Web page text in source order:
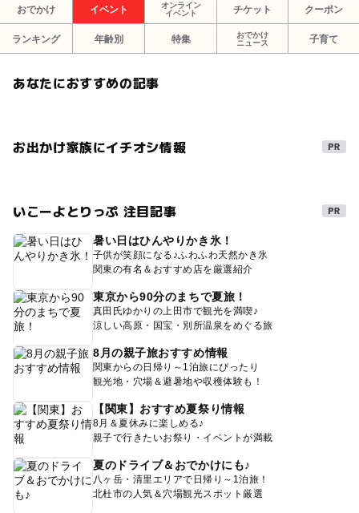
おでかけ イベント
オンライン
イベント
チケット クーポン
ランキング 年齢別 特集
おでかけ
ニュース
子育て
あなたにおすすめの記事
お出かけ家族にイチオシ情報
いこーよとりっぷ 注目記事
暑い日はひんやりかき氷！
子供が笑顔になる♪ふわふわ天然かき氷
関東の有名＆おすすめ店を厳選紹介
東京から90分のまちで夏旅！
真田氏ゆかりの上田市で観光を満喫♪
涼しい高原・国宝・別所温泉をめぐる旅
8月の親子旅おすすめ情報
関東からの日帰り～1泊旅にぴったり
観光地・穴場＆避暑地や収穫体験も！
【関東】おすすめ夏祭り情報
8月＆夏休みに楽しめる♪
親子で行きたいお祭り・イベントが満載
夏のドライブ＆おでかけにも♪
八ヶ岳・清里エリアで日帰り～1泊旅！
北杜市の人気＆穴場観光スポット厳選